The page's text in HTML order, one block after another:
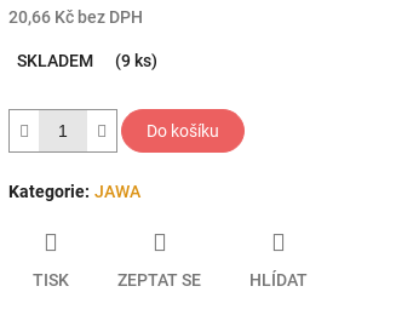
0,0
20,66 Kč bez DPH
cena:
SKLADEM (9 ks)
Do košíku
Kategorie: JAWA
TISK ZEPTAT SE HLÍDAT